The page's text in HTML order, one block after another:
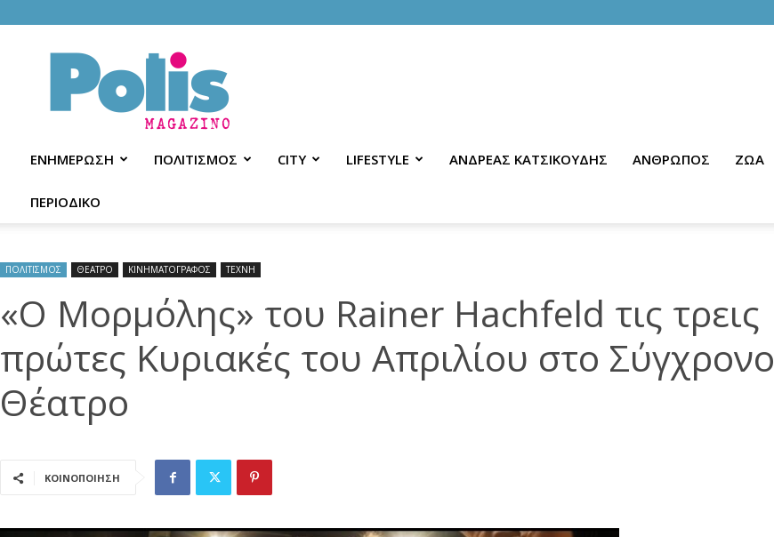
Polis
Magazino
ΕΝΗΜΕΡΩΣΗ ΠΟΛΙΤΙΣΜΟΣ CITY LIFESTYLE ΑΝΔΡΕΑΣ ΚΑΤΣΙΚΟΥΔΗΣ ΑΝΘΡΩΠΟΣ ΖΩΑ
ΠΕΡΙΟΔΙΚΟ
ΠΟΛΙΤΙΣΜΟΣ ΘΕΑΤΡΟ ΚΙΝΗΜΑΤΟΓΡΑΦΟΣ ΤΕΧΝΗ
«Ο Μορμόλης» του Rainer Hachfeld τις τρεις
πρώτες Κυριακές του Απριλίου στο Σύγχρονο
Θέατρο
ΚΟΙΝΟΠΟΙΗΣΗ